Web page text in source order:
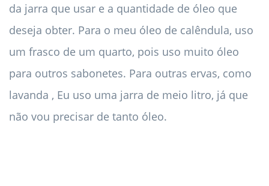
da jarra que usar e a quantidade de óleo que
deseja obter. Para o meu óleo de calêndula, uso
um frasco de um quarto, pois uso muito óleo
para outros sabonetes. Para outras ervas, como
lavanda , Eu uso uma jarra de meio litro, já que
não vou precisar de tanto óleo.